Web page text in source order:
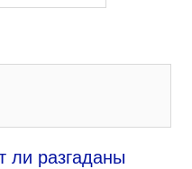
ли разгаданы